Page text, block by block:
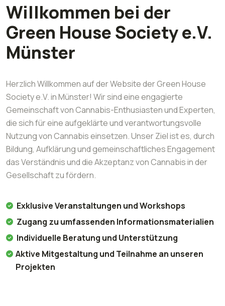
Willkommen bei der
Green House Society e.V.
Münster
Herzlich Willkommen auf der Website der Green House
Society e.V. in Münster! Wir sind eine engagierte
Gemeinschaft von Cannabis-Enthusiasten und Experten,
die sich für eine aufgeklärte und verantwortungsvolle
Nutzung von Cannabis einsetzen. Unser Ziel ist es, durch
Bildung, Aufklärung und gemeinschaftliches Engagement
das Verständnis und die Akzeptanz von Cannabis in der
Gesellschaft zu fördern.
Exklusive Veranstaltungen und Workshops
Zugang zu umfassenden Informationsmaterialien
Individuelle Beratung und Unterstützung
Aktive Mitgestaltung und Teilnahme an unseren
Projekten